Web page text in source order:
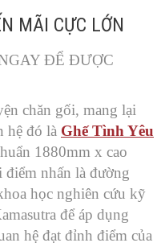
MÃI CỰC LỚN
ĐỂ ĐƯỢC
chăn gối, mang lại
hệ đó là Ghế Tình Yêu
1880mm x cao
nhấn là đường
học nghiên cứu kỹ
để áp dụng
hệ đạt đỉnh điểm của